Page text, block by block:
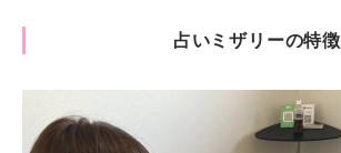
占いミザリーの特徴